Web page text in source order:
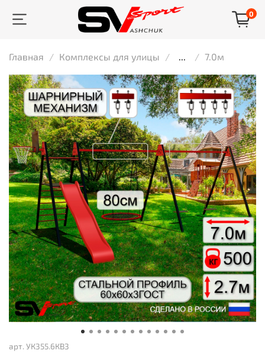
0
Главная Комплексы для улицы ... 7.0м
арт. УК355.6КВ3